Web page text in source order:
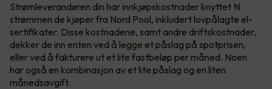
Strømleverandøren din har innkjøpskostnader knyttet til
strømmen de kjøper fra Nord Pool, inkludert lovpålagte el-
sertifikater. Disse kostnadene, samt andre driftskostnader,
dekker de inn enten ved å legge et påslag på spotprisen,
eller ved å fakturere ut et lite fastbeløp per måned. Noen
har også en kombinasjon av et lite påslag og en liten
månedsavgift.